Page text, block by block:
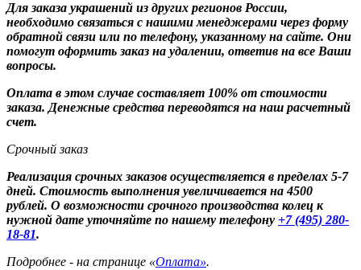
Для заказа украшений из других регионов России,
необходимо связаться с нашими менеджерами через форму
обратной связи или по телефону, указанному на сайте. Они
помогут оформить заказ на удалении, ответив на все Ваши
вопросы.
Оплата в этом случае составляет 100% от стоимости
заказа. Денежные средства переводятся на наш расчетный
счет.
Срочный заказ
Реализация срочных заказов осуществляется в пределах 5-7
дней. Стоимость выполнения увеличивается на 4500
рублей. О возможности срочного производства колец к
нужной дате уточняйте по нашему телефону +7 (495) 280-
18-81.
Подробнее - на странице «Оплата».